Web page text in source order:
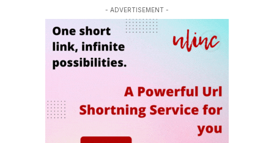
- ADVERTISEMENT -